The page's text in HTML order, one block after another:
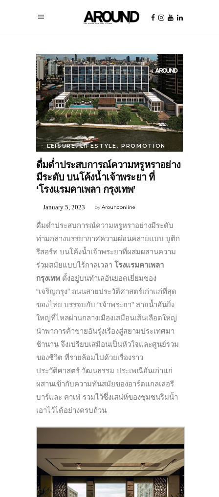
LEISURE,LIFESTYLE,PROMOTION
ดื่มด่ำประสบการณ์ความหรูหราอย่าง
มีระดับ บนโค้งน้ำเจ้าพระยา ที่
‘โรงแรมคาเพลา กรุงเทพ’
byAroundonline
January 5, 2023
ดื่มด่ำประสบการณ์ความหรูหราอย่างมีระดับ
ท่ามกลางบรรยากาศความผ่อนคลายแบบ บูติก
รีสอร์ท บนโค้งน้ำเจ้าพระยาที่ผสมผสานความ
ร่วมสมัยแบบไร้กาลเวลา โรงแรมคาเพลา
กรุงเทพ ตั้งอยู่บนทำเลอันยอดเยี่ยมของ
“เจริญกรุง” ถนนสายประวัติศาสตร์เก่าแก่ที่สุด
ของไทย บรรจบกับ “เจ้าพระยา” สายน้ำอันยิ่ง
ใหญ่ที่ไหลผ่านกลางเมืองเสมือนเส้นเลือดใหญ่
นำพาการค้าขายอันรุ่งเรืองสู่สยามประเทศมา
ช้านาน จึงเปรียบเสมือนเป็นหัวใจและศูนย์รวม
ของชีวิต ที่รายล้อมไปด้วยเรื่องราว
ประวัติศาสตร์ วัฒนธรรม ประเพณีอันเก่าแก่
ผสานเข้ากับความทันสมัยของอาร์ตแกลเลอรี
บาร์และ คาเฟ่ รวมไว้ซึ่งเสน่ห์ของชุมชนริมน้ำ
เอาไว้ได้อย่างครบถ้วน